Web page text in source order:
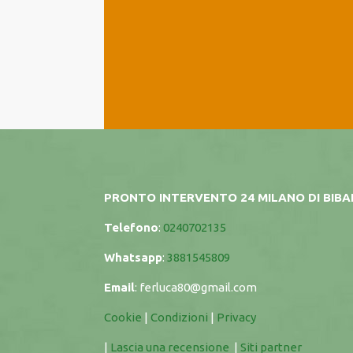
PRONTO INTERVENTO 24 MILANO DI
Telefono:0240702135
Whatsapp:3881545809
Email: ferluca80@gmail.com
Cookie |Condizioni | Privacy
| Lascia una recensione |Siti partner